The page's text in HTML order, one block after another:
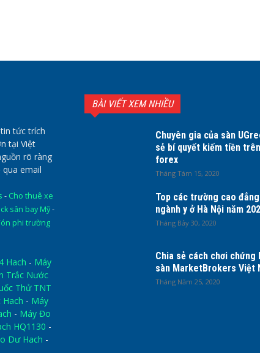
tức trích
tại Việt
rõ ràng
qua email
- Cho thuê xe
sân bay Mỹ-
phi trường
Hach - Máy
Trắc Nước
Thử TNT
- Máy
- Máy Đo
HQ1130 -
Dư Hach -
BÀI VIẾT XEM NHIỀU
Chuyên gia của sàn
sẻ bí quyết kiếm tiền
forex
Tháng Tám 15, 2020
Top các trường cao
ngành y ở Hà Nội năm
Tháng Bảy 30, 2020
Chia sẻ cách chơi chứng
sàn MarketBrokers Việt
Tháng Năm 25, 2020